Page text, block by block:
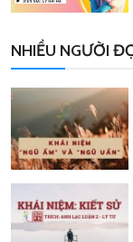
NHIỀU NGƯỜI